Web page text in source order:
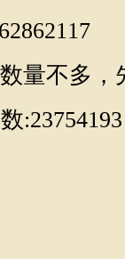
量不多，
:23754193